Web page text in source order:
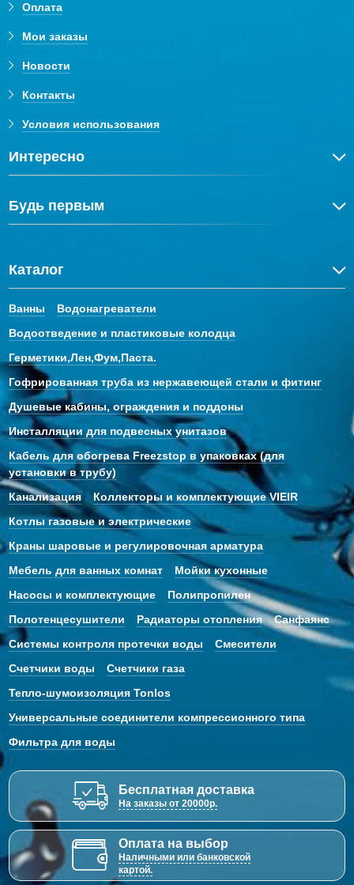
Оплата
Мои заказы
Новости
Контакты
Условия использования
Интересно
Будь первым
Каталог
Ванны
Водонагреватели
Водоотведение и пластиковые колодца
Герметики,Лен,Фум,Паста.
Гофрированная труба из нержавеющей стали и фитинг
Душевые кабины, ограждения и поддоны
Инсталляции для подвесных унитазов
Кабель для обогрева Freezstop в упаковках (для
установки в трубу)
Канализация
Коллекторы и комплектующие VIEIR
Котлы газовые и электрические
Краны шаровые и регулировочная арматура
Мебель для ванных комнат
Мойки кухонные
Насосы и комплектующие
Полипропилен
Полотенцесушители
Радиаторы отопления
Санфаянс
Системы контроля протечки воды
Смесители
Счетчики воды
Счетчики газа
Тепло-шумоизоляция Tonlos
Универсальные соединители компрессионного типа
Фильтра для воды
Бесплатная доставка
На заказы от 20000р.
Оплата на выбор
Наличными или банковской
картой.